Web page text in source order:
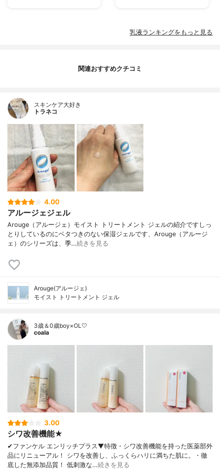
乳液ランキングをもっと見る
関連おすすめクチコミ
スキンケア大好き
トラネコ
4.00
アルージェジェル
Arouge（アルージェ）モイスト トリートメント ジェルの紹介ですしっ
とりしているのにベタつきのない保湿ジェルです、Arouge（アルージ
ェ）のシリーズは、季…続きを見る
Arouge(アルージェ)
モイスト トリートメント ジェル
3歳＆0歳boy×OL🤍
coala
3.00
シワ改善機能★
✔︎ファンケル エンリッチプラス▼特徴・シワ改善機能を持った医薬部外
品にリニューアル！ シワを改善し、ふっくらハリに満ちた肌に。・徹
底した無添加品質！ 低刺激な…続きを見る